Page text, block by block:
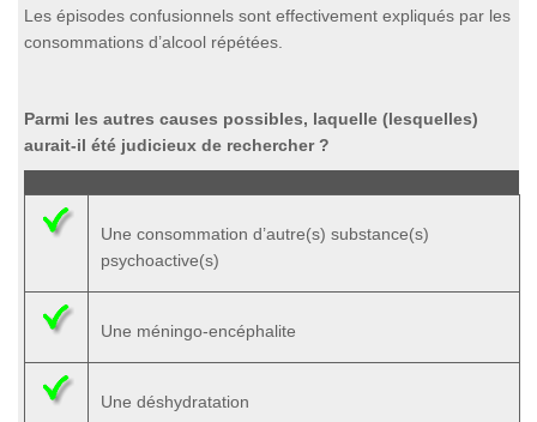
Les épisodes confusionnels sont effectivement expliqués par les
consommations d’alcool répétées.
Parmi les autres causes possibles, laquelle (lesquelles)
aurait-il été judicieux de rechercher ?
Une consommation d’autre(s) substance(s)
psychoactive(s)
Une méningo-encéphalite
Une déshydratation